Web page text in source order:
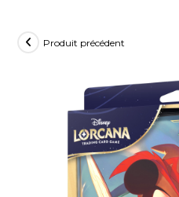
Produit précédent